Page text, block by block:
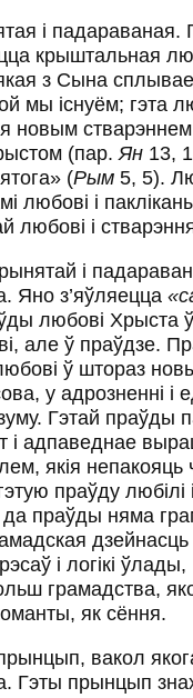
i падараваная.
крыштальная
з Сына
мы існуём; гэта
новым
(пар.Ян 13,
(Рым 5, 5).
любові i
любові i
і
Яно з’яўляецца
любові Хрыста
але ў праўдзе.
ў штораз
у адрозненні i
Гэтай праўды
i адпаведнае
якія
праўду любілі
праўды няма
дзейнасць
i логікі
грамадства,
як сёння.
вакол
Гэты прынцып